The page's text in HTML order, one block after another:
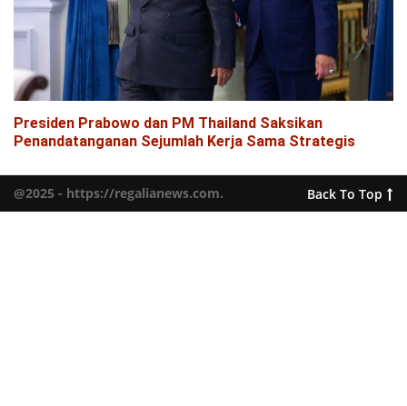
Presiden Prabowo dan PM Thailand Saksikan
Penandatanganan Sejumlah Kerja Sama Strategis
@2025 - https://regalianews.com. Back To Top